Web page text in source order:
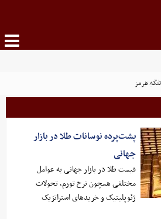
میانیهرمز
پشت‌پرده نوسانات طلا در بازار
جهانی
قیمت طلا در بازار جهانی به عوامل
مختلفی همچون نرخ تورم، تحولات
ژئوپلیتیک و خریدهای استراتژیک